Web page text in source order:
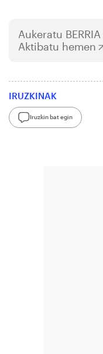
Aukeratu BERRIA
Aktibatu hemen
IRUZKINAK
Iruzkin bat egin